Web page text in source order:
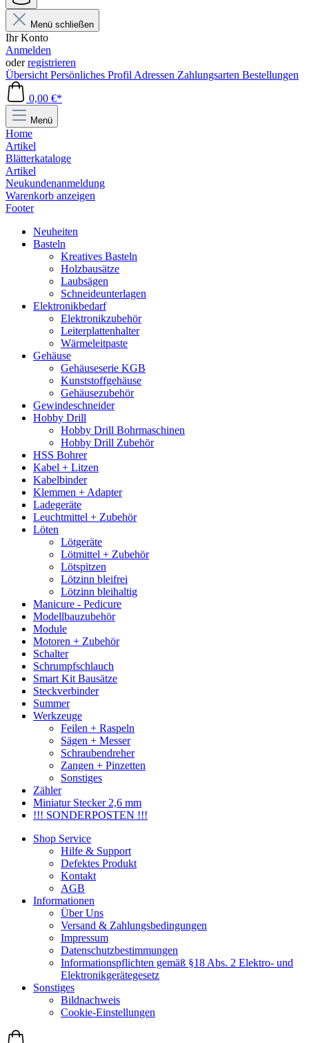
Menü schließen
Ihr Konto
Anmelden
oderregistrieren
Übersicht Persönliches Profil Adressen Zahlungsarten Bestellungen
0,00 €*
Menü
Home
Artikel
Blätterkataloge
Artikel
Neukundenanmeldung
Warenkorb anzeigen
Footer
Neuheiten
Basteln
Kreatives Basteln
Holzbausätze
Laubsägen
Schneideunterlagen
Elektronikbedarf
Elektronikzubehör
Leiterplattenhalter
Wärmeleitpaste
Gehäuse
Gehäuseserie KGB
Kunststoffgehäuse
Gehäusezubehör
Gewindeschneider
Hobby Drill
Hobby Drill Bohrmaschinen
Hobby Drill Zubehör
HSS Bohrer
Kabel + Litzen
Kabelbinder
Klemmen + Adapter
Ladegeräte
Leuchtmittel + Zubehör
Löten
Lötgeräte
Lötmittel + Zubehör
Lötspitzen
Lötzinn bleifrei
Lötzinn bleihaltig
Manicure - Pedicure
Modellbauzubehör
Module
Motoren + Zubehör
Schalter
Schrumpfschlauch
Smart Kit Bausätze
Steckverbinder
Summer
Werkzeuge
Feilen + Raspeln
Sägen + Messer
Schraubendreher
Zangen + Pinzetten
Sonstiges
Zähler
Miniatur Stecker 2,6 mm
!!! SONDERPOSTEN !!!
Shop Service
Hilfe & Support
Defektes Produkt
Kontakt
AGB
Informationen
Über Uns
Versand & Zahlungsbedingungen
Impressum
Datenschutzbestimmungen
Informationspflichten gemäß §18 Abs. 2 Elektro- und
Elektronikgerätegesetz
Sonstiges
Bildnachweis
Cookie-Einstellungen